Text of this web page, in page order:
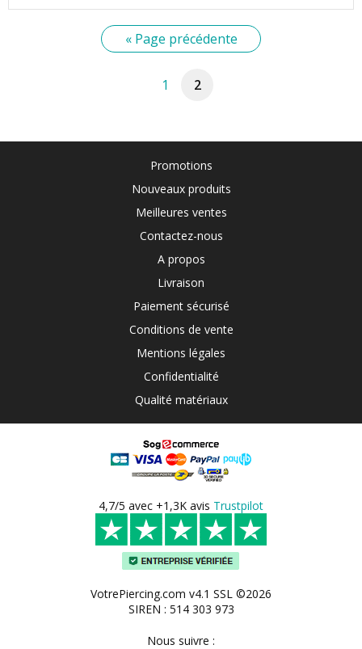
« Page précédente
1 2
Promotions
Nouveaux produits
Meilleures ventes
Contactez-nous
A propos
Livraison
Paiement sécurisé
Conditions de vente
Mentions légales
Confidentialité
Qualité matériaux
4,7/5 avec +1,3K avis Trustpilot
VotrePiercing.com v4.1 SSL ©2026
SIREN : 514 303 973
Nous suivre :